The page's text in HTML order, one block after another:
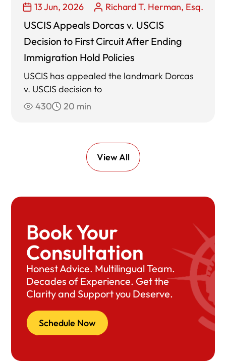
13 Jun, 2026 Richard T. Herman, Esq.
USCIS Appeals Dorcas v. USCIS
Decision to First Circuit After Ending
Immigration Hold Policies
USCIS has appealed the landmark Dorcas
v. USCIS decision to
430
20 min
View All
Book Your
Consultation
Honest Advice. Multilingual Team.
Decades of Experience. Get the
Clarity and Support you Deserve.
Schedule Now